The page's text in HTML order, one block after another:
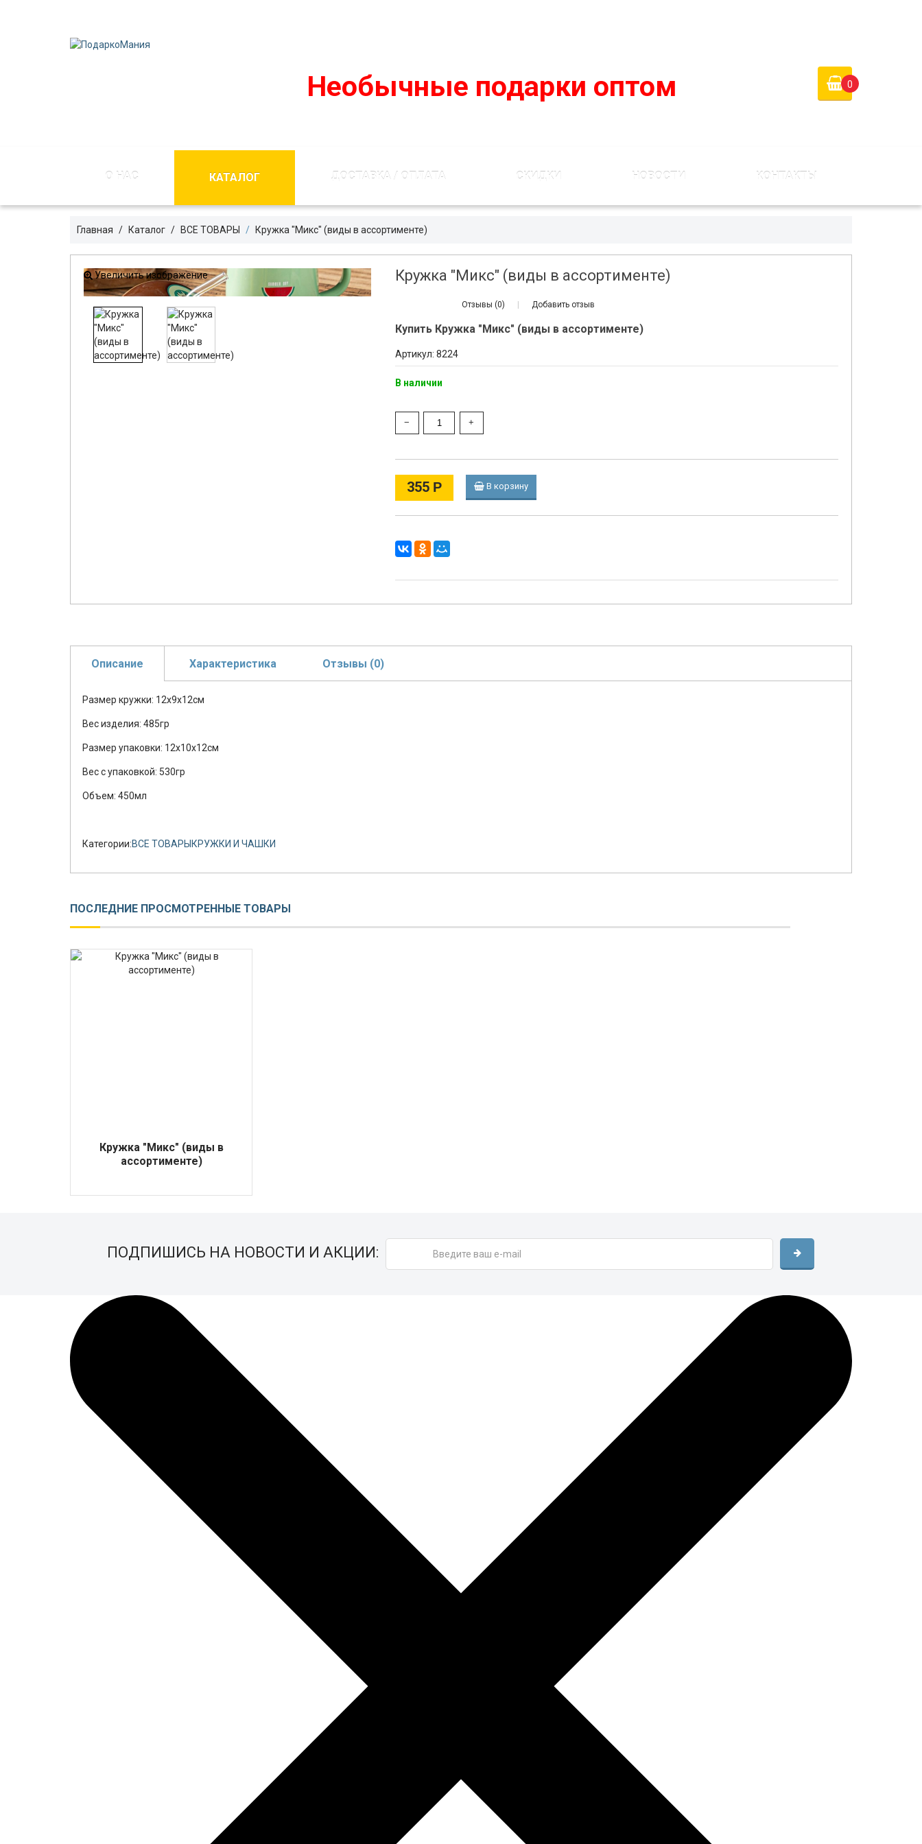
Необычные подарки оптом 0
О НАС КАТАЛОГ ДОСТАВКА / ОПЛАТА СКИДКИ НОВОСТИ КОНТАКТЫ
Главная Каталог ВСЕ ТОВАРЫ Кружка "Микс" (виды в ассортименте)
Увеличить изображение Кружка "Микс" (виды в ассортименте)
Отзывы (0) Добавить отзыв
Купить Кружка "Микс" (виды в ассортименте)
Артикул: 8224
В наличии
355 Р В корзину
Описание Характеристика Отзывы (0)
Размер кружки: 12х9х12см
Вес изделия: 485гр
Размер упаковки: 12х10х12см
Вес с упаковкой: 530гр
Объем: 450мл
Категории:ВСЕ ТОВАРЫКРУЖКИ И ЧАШКИ
ПОСЛЕДНИЕ ПРОСМОТРЕННЫЕ ТОВАРЫ
Кружка "Микс" (виды в
ассортименте)
ПОДПИШИСЬ НА НОВОСТИ И АКЦИИ: